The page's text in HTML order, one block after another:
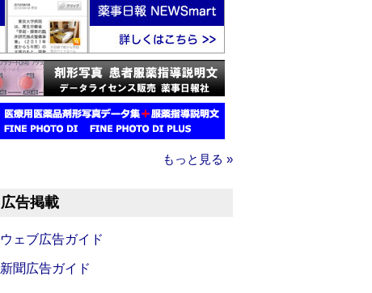
もっと見る »
広告掲載
ウェブ広告ガイド
新聞広告ガイド